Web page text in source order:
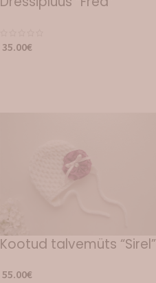
35.00€
Kootud talvemüts “Sirel”
55.00€